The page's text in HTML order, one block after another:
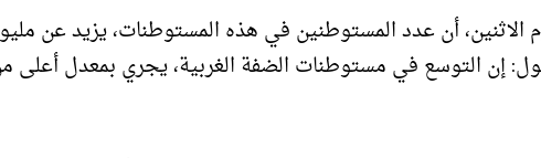
أن عدد المستوطنين في هذه المستوطنات، يزيد عن
إن التوسع في مستوطنات الضفة الغربية، يجري بمعدل